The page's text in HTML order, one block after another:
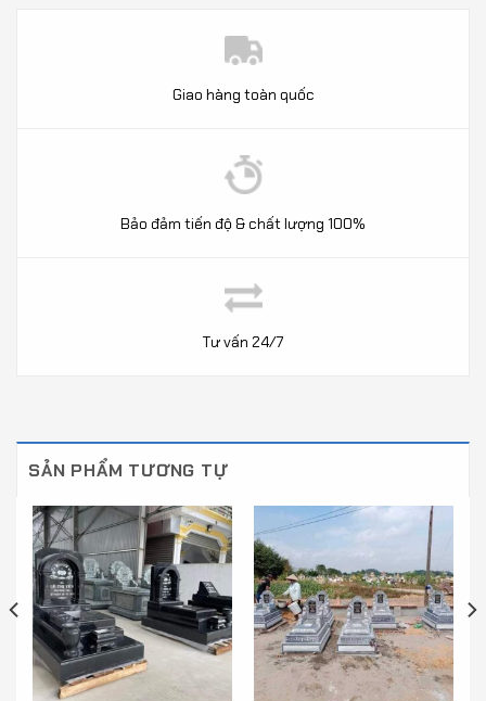
Giao hàng toàn quốc
Bảo đảm tiến độ & chất lượng 100%
Tư vấn 24/7
SẢN PHẨM TƯƠNG TỰ